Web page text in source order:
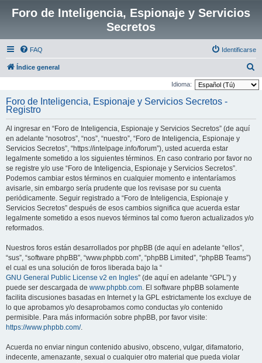
Foro de Inteligencia, Espionaje y Servicios
Secretos
FAQ Identificarse
Índice general
u
Idioma:
Foro de Inteligencia, Espionaje y Servicios Secretos -
Registro
Al ingresar en “Foro de Inteligencia, Espionaje y Servicios Secretos” (de aquí
en adelante “nosotros”, “nos”, “nuestro”, “Foro de Inteligencia, Espionaje y
Servicios Secretos”, “https://intelpage.info/forum”), usted acuerda estar
legalmente sometido a los siguientes términos. En caso contrario por favor no
se registre y/o use “Foro de Inteligencia, Espionaje y Servicios Secretos”.
Podemos cambiar estos términos en cualquier momento e intentaríamos
avisarle, sin embargo sería prudente que los revisase por su cuenta
periódicamente. Seguir registrado a “Foro de Inteligencia, Espionaje y
Servicios Secretos” después de esos cambios significa que acuerda estar
legalmente sometido a esos nuevos términos tal como fueron actualizados y/o
reformados.
Nuestros foros están desarrollados por phpBB (de aquí en adelante “ellos”,
“sus”, “software phpBB”, “www.phpbb.com”, “phpBB Limited”, “phpBB Teams”)
el cual es una solución de foros liberada bajo la “
GNU General Public License v2 en Ingles” (de aquí en adelante “GPL”) y
puede ser descargada de www.phpbb.com. El software phpBB solamente
facilita discusiones basadas en Internet y la GPL estrictamente los excluye de
lo que aprobamos y/o desaprobamos como conductas y/o contenido
permisible. Para más información sobre phpBB, por favor visite:
https://www.phpbb.com/.
Acuerda no enviar ningun contenido abusivo, obsceno, vulgar, difamatorio,
indecente, amenazante, sexual o cualquier otro material que pueda violar